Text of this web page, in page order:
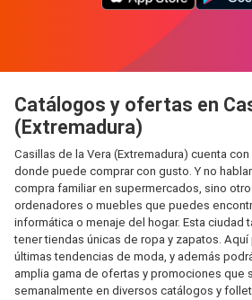
Catálogos y ofertas en
(Extremadura)
Casillas de la Vera (Extremadura) cuenta
donde puede comprar con gusto. Y no
compra familiar en supermercados, sino
ordenadores o muebles que puedes
informática o menaje del hogar. Esta ciudad
tener tiendas únicas de ropa y zapatos.
últimas tendencias de moda, y además
amplia gama de ofertas y promociones que
semanalmente en diversos catálogos y